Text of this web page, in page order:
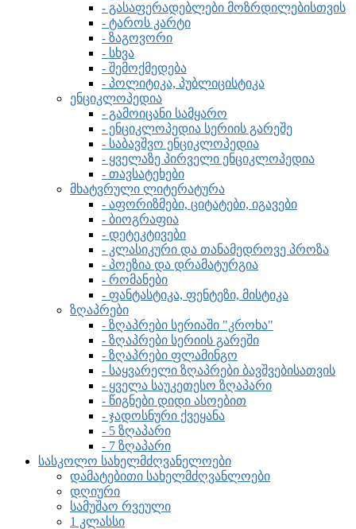
- გასაფერადებლები მოზრდილებისთვის
- ტაროს კარტი
- ზაგოვორი
- სხვა
- შემოქმედება
- პოლიტიკა, პუბლიცისტიკა
ენციკლოპედია
- გამოიცანი სამყარო
- ენციკლოპედია სერიის გარეშე
- საბავშვო ენციკლოპედია
- ყველაზე პირველი ენციკლოპედია
- თავსატეხები
მხატვრული ლიტერატურა
- აფორიზმები, ციტატები, იგავები
- ბიოგრაფია
- დეტეკტივები
- კლასიკური და თანამედროვე პროზა
- პოეზია და დრამატურგია
- რომანები
- ფანტასტიკა, ფენტეზი, მისტიკა
ზღაპრები
- ზღაპრები სერიაში "კროხა"
- ზღაპრები სერიის გარეში
- ზღაპრები ფლამინგო
- საყვარელი ზღაპრები ბავშვებისათვის
- ყველა საუკეთესო ზღაპარი
- წიგნები დიდი ასოებით
- ჯადოსნური ქვეყანა
- 5 ზღაპარი
- 7 ზღაპარი
სასკოლო სახელმძღვანელოები
დამატებითი სახელმძღვანლოები
დღიური
სამუშაო რვეული
1 კლასსი